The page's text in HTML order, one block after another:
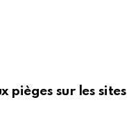
pièges sur les sites